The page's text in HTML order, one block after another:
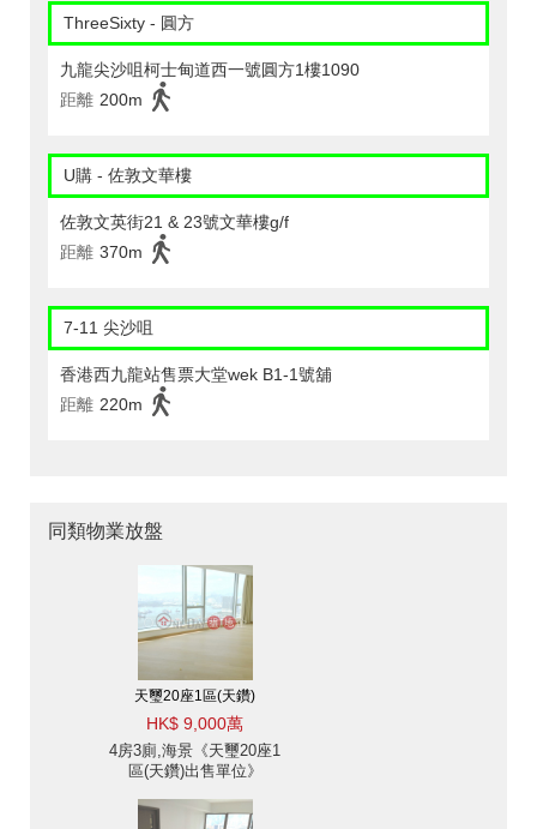
ThreeSixty - 圓方
九龍尖沙咀柯士甸道西一號圓方1樓1090
距離 200m
U購 - 佐敦文華樓
佐敦文英街21 & 23號文華樓g/f
距離 370m
7-11 尖沙咀
香港西九龍站售票大堂wek B1-1號舖
距離 220m
同類物業放盤
天璽20座1區(天鑽)
HK$ 9,000萬
4房3廁,海景《天璽20座1
區(天鑽)出售單位》